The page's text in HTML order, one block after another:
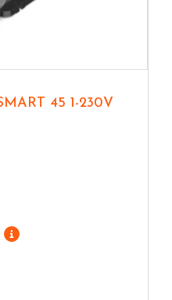
45 1-230V